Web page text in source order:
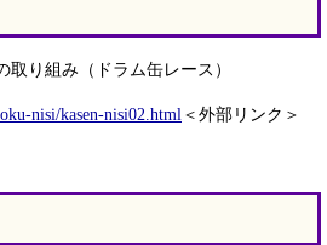
り組み（ドラム缶レース）
nisi/kasen-nisi02.html ＜外部リンク＞